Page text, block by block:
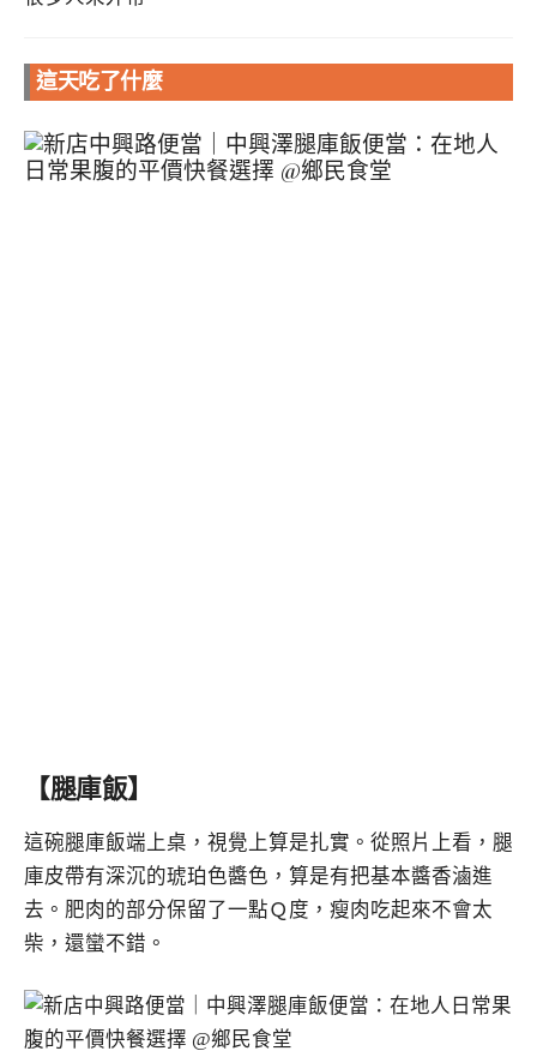
這天吃了什麼
【腿庫飯】
這碗腿庫飯端上桌，視覺上算是扎實。從照片上看，腿
庫皮帶有深沉的琥珀色醬色，算是有把基本醬香滷進
去。肥肉的部分保留了一點Ｑ度，瘦肉吃起來不會太
柴，還蠻不錯。